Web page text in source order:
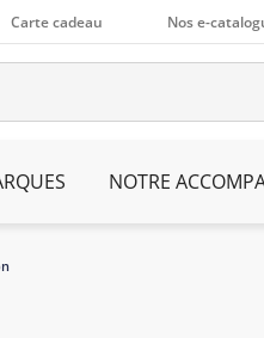
Carte cadeau Nos e-
NOTRE